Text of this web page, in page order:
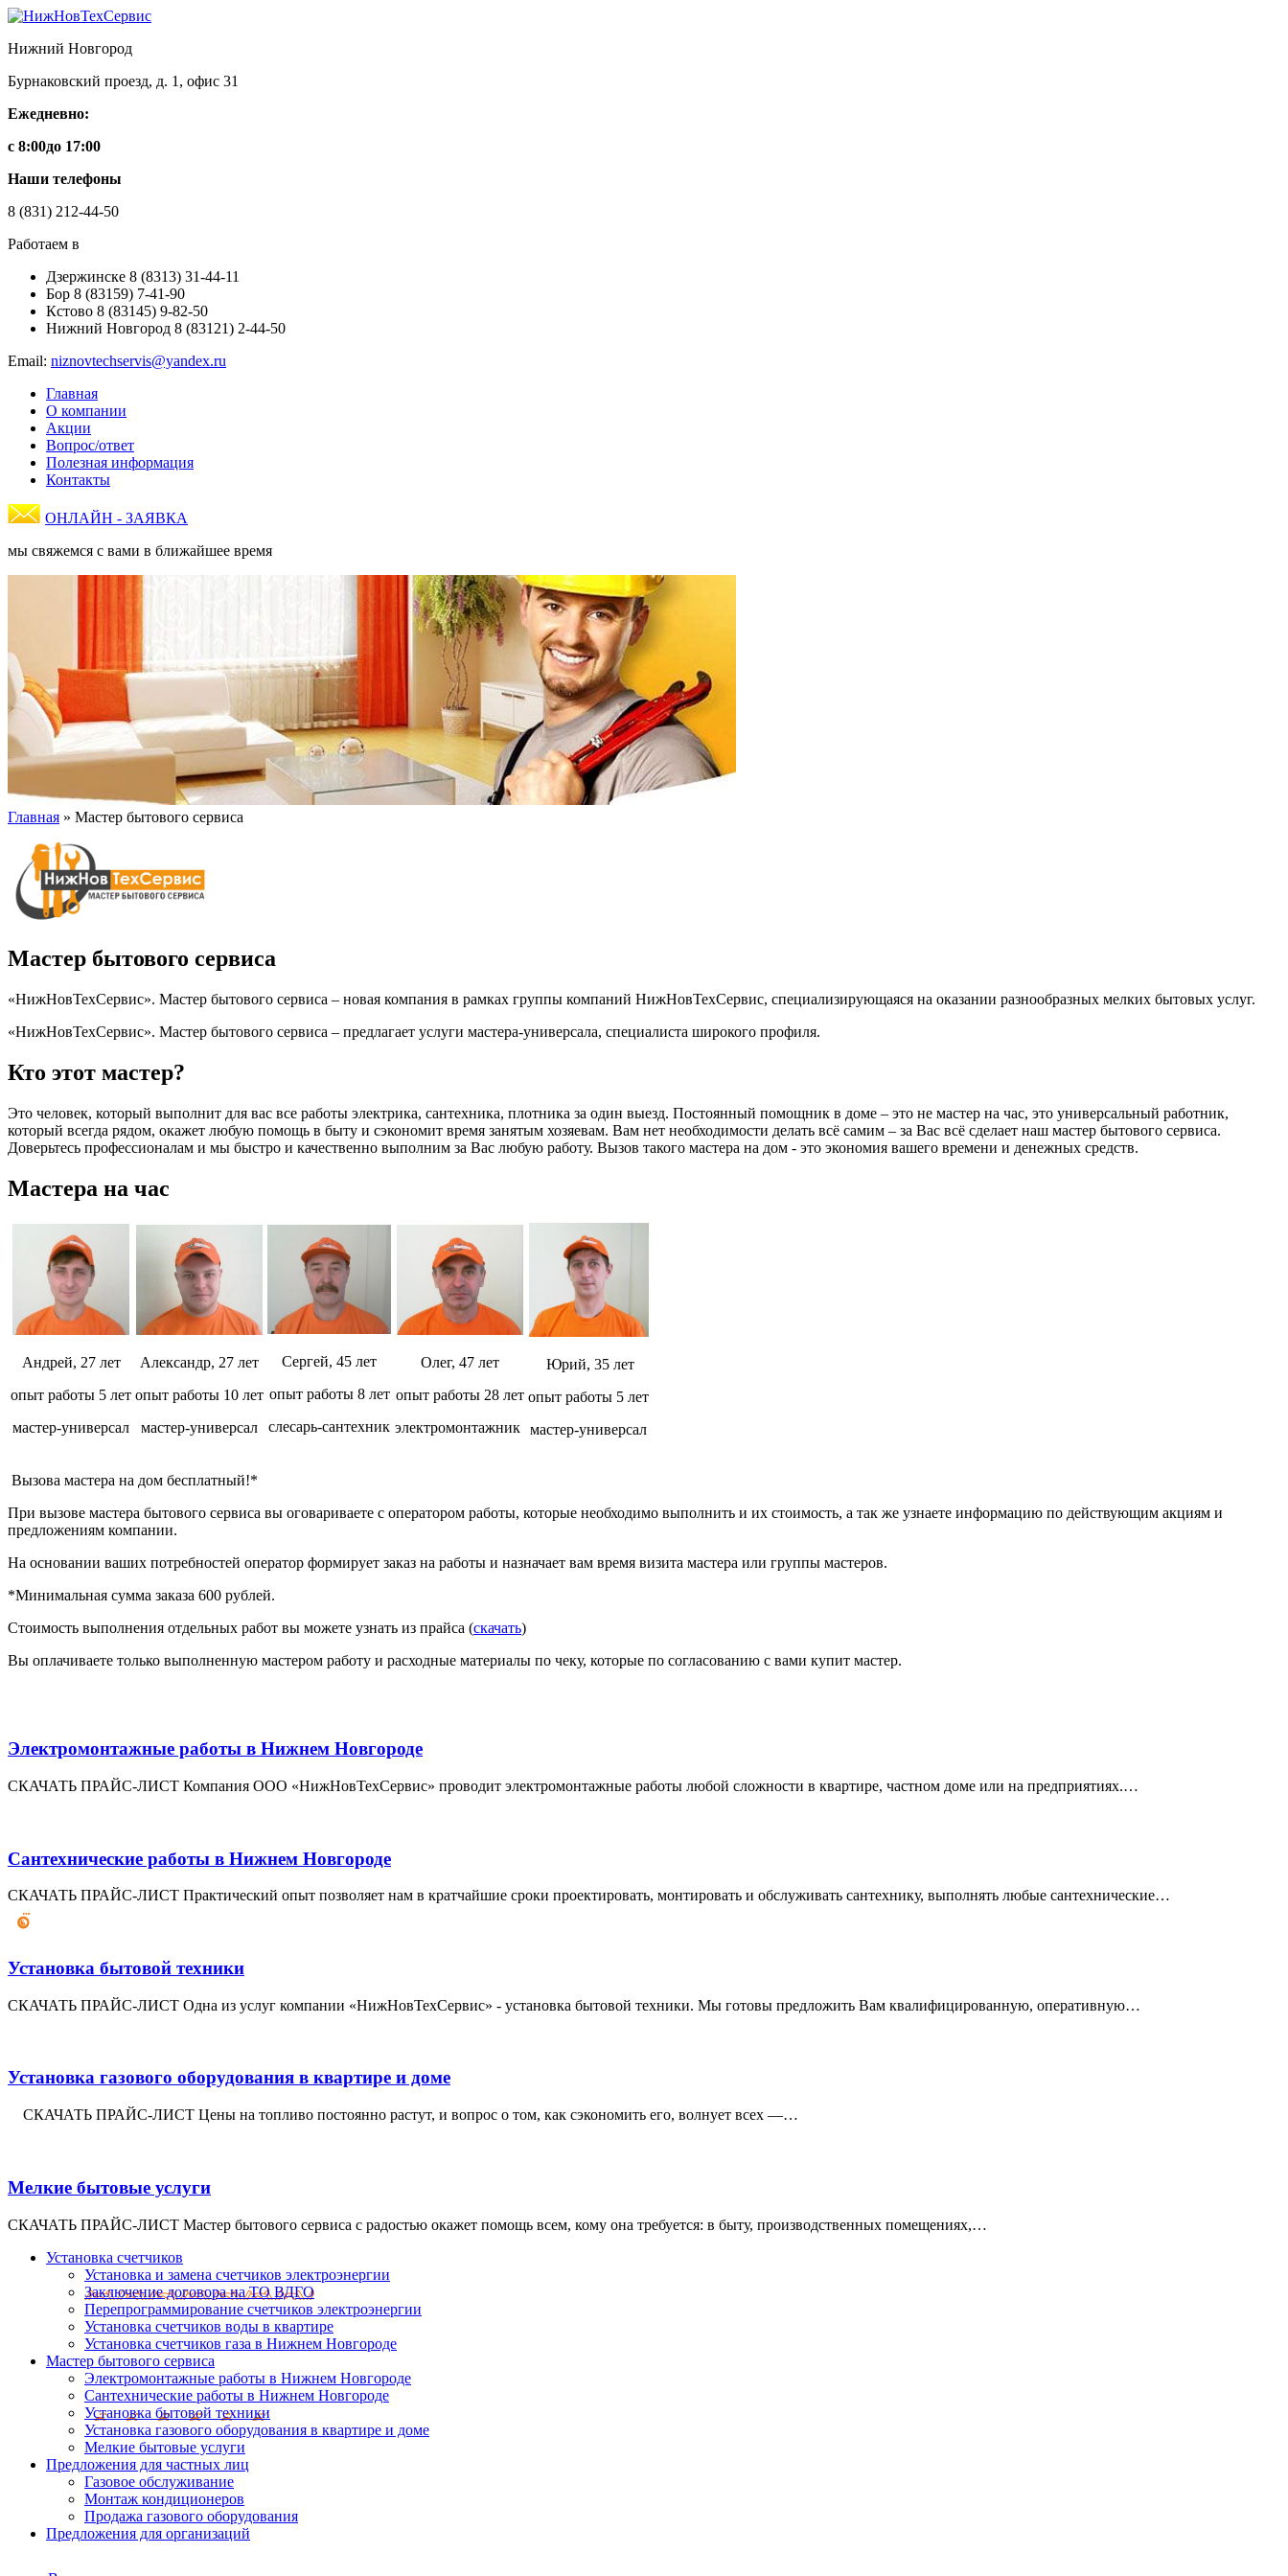
Нижний Новгород
Бурнаковский проезд, д. 1, офис 31
Ежедневно:
с 8:00до 17:00
Наши телефоны
8 (831) 212-44-50
Работаем в
Дзержинске 8 (8313) 31-44-11
Бор 8 (83159) 7-41-90
Кстово 8 (83145) 9-82-50
Нижний Новгород 8 (83121) 2-44-50
Email: niznovtechservis@yandex.ru
Главная
О компании
Акции
Вопрос/ответ
Полезная информация
Контакты
ОНЛАЙН - ЗАЯВКА
мы свяжемся с вами в ближайшее время
Главная » Мастер бытового сервиса
Мастер бытового сервиса
«НижНовТехСервис». Мастер бытового сервиса – новая компания в рамках группы компаний НижНовТехСервис, специализирующаяся на оказании разнообразных мелких бытовых услуг.
«НижНовТехСервис». Мастер бытового сервиса – предлагает услуги мастера-универсала, специалиста широкого профиля.
Кто этот мастер?
Это человек, который выполнит для вас все работы электрика, сантехника, плотника за один выезд. Постоянный помощник в доме – это не мастер на час, это универсальный работник,
который всегда рядом, окажет любую помощь в быту и сэкономит время занятым хозяевам. Вам нет необходимости делать всё самим – за Вас всё сделает наш мастер бытового сервиса.
Доверьтесь профессионалам и мы быстро и качественно выполним за Вас любую работу. Вызов такого мастера на дом - это экономия вашего времени и денежных средств.
Мастера на час
Андрей, 27 лет
опыт работы 5 лет
мастер-универсал
Александр, 27 лет
опыт работы 10 лет
мастер-универсал
Сергей, 45 лет
опыт работы 8 лет
слесарь-сантехник
Олег, 47 лет
опыт работы 28 лет
электромонтажник
Юрий, 35 лет
опыт работы 5 лет
мастер-универсал
Вызова мастера на дом бесплатный!*
При вызове мастера бытового сервиса вы оговариваете с оператором работы, которые необходимо выполнить и их стоимость, а так же узнаете информацию по действующим акциям и
предложениям компании.
На основании ваших потребностей оператор формирует заказ на работы и назначает вам время визита мастера или группы мастеров.
*Минимальная сумма заказа 600 рублей.
Стоимость выполнения отдельных работ вы можете узнать из прайса (скачать)
Вы оплачиваете только выполненную мастером работу и расходные материалы по чеку, которые по согласованию с вами купит мастер.
Электромонтажные работы в Нижнем Новгороде
СКАЧАТЬ ПРАЙС-ЛИСТ Компания ООО «НижНовТехСервис» проводит электромонтажные работы любой сложности в квартире, частном доме или на предприятиях.…
Сантехнические работы в Нижнем Новгороде
СКАЧАТЬ ПРАЙС-ЛИСТ Практический опыт позволяет нам в кратчайшие сроки проектировать, монтировать и обслуживать сантехнику, выполнять любые сантехнические…
Установка бытовой техники
СКАЧАТЬ ПРАЙС-ЛИСТ Одна из услуг компании «НижНовТехСервис» - установка бытовой техники. Мы готовы предложить Вам квалифицированную, оперативную…
Установка газового оборудования в квартире и доме
СКАЧАТЬ ПРАЙС-ЛИСТ Цены на топливо постоянно растут, и вопрос о том, как сэкономить его, волнует всех —…
Мелкие бытовые услуги
СКАЧАТЬ ПРАЙС-ЛИСТ Мастер бытового сервиса с радостью окажет помощь всем, кому она требуется: в быту, производственных помещениях,…
Установка счетчиков
Установка и замена счетчиков электроэнергии
Заключение договора на ТО ВДГО
Перепрограммирование счетчиков электроэнергии
Установка счетчиков воды в квартире
Установка счетчиков газа в Нижнем Новгороде
Мастер бытового сервиса
Электромонтажные работы в Нижнем Новгороде
Сантехнические работы в Нижнем Новгороде
Установка бытовой техники
Установка газового оборудования в квартире и доме
Мелкие бытовые услуги
Предложения для частных лиц
Газовое обслуживание
Монтаж кондиционеров
Продажа газового оборудования
Предложения для организаций